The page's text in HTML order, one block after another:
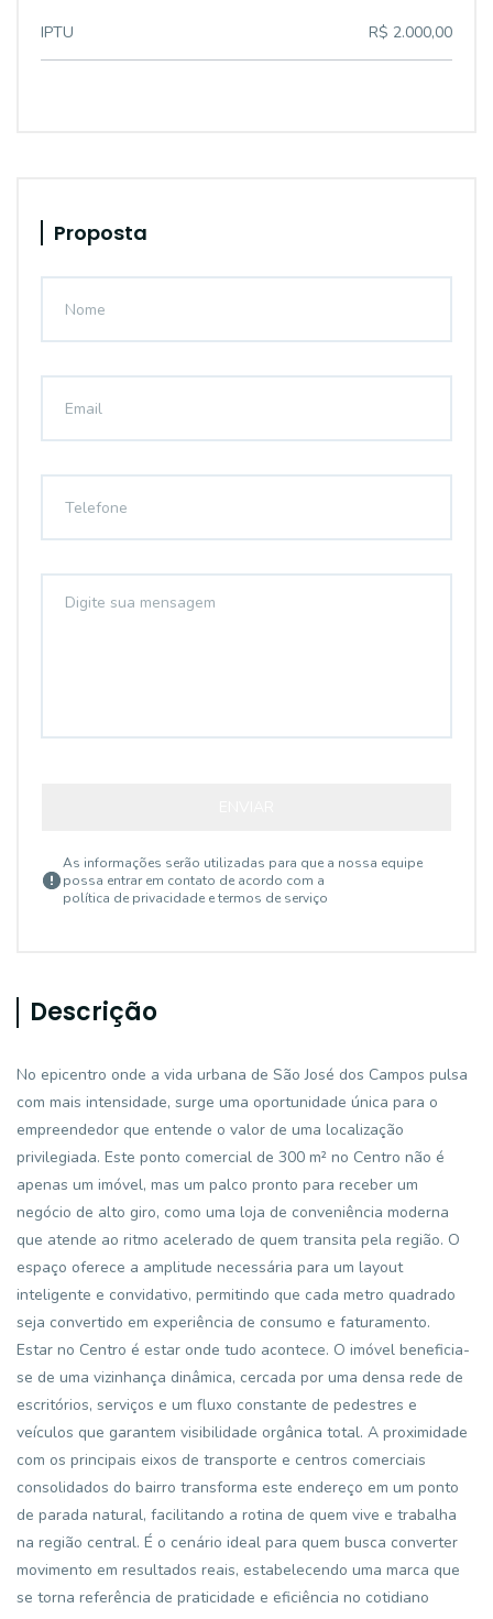
IPTU R$ 2.000,00
Proposta
As informações serão utilizadas para que a nossa equipe
possa entrar em contato de acordo com a
política de privacidade e termos de serviço
Descrição
No epicentro onde a vida urbana de São José dos Campos pulsa
com mais intensidade, surge uma oportunidade única para o
empreendedor que entende o valor de uma localização
privilegiada. Este ponto comercial de 300 m² no Centro não é
apenas um imóvel, mas um palco pronto para receber um
negócio de alto giro, como uma loja de conveniência moderna
que atende ao ritmo acelerado de quem transita pela região. O
espaço oferece a amplitude necessária para um layout
inteligente e convidativo, permitindo que cada metro quadrado
seja convertido em experiência de consumo e faturamento.
Estar no Centro é estar onde tudo acontece. O imóvel beneficia-
se de uma vizinhança dinâmica, cercada por uma densa rede de
escritórios, serviços e um fluxo constante de pedestres e
veículos que garantem visibilidade orgânica total. A proximidade
com os principais eixos de transporte e centros comerciais
consolidados do bairro transforma este endereço em um ponto
de parada natural, facilitando a rotina de quem vive e trabalha
na região central. É o cenário ideal para quem busca converter
movimento em resultados reais, estabelecendo uma marca que
se torna referência de praticidade e eficiência no cotidiano